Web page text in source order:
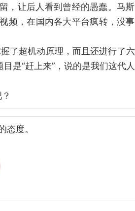
，让后人看到曾经的愚蠢。马
频，在国内各大平台疯转，没
了超机动原理，而且还进行了
是“赶上来”，说的是我们这代
度。